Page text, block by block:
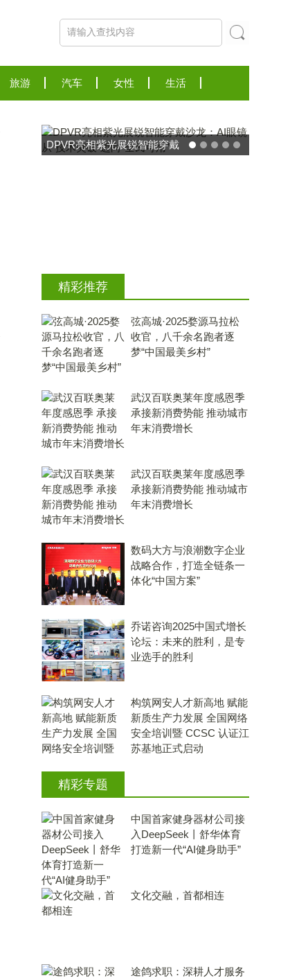
旅游 汽车 女性 生活
荣膺2025食品营养健康创新
力大奖
精彩推荐
弦高城·2025婺源马拉松
收官，八千余名跑者逐
梦“中国最美乡村”
武汉百联奥莱年度感恩季
承接新消费势能 推动城市
年末消费增长
武汉百联奥莱年度感恩季
承接新消费势能 推动城市
年末消费增长
数码大方与浪潮数字企业
战略合作，打造全链条一
体化“中国方案”
乔诺咨询2025中国式增长
论坛：未来的胜利，是专
业选手的胜利
构筑网安人才新高地 赋能
新质生产力发展 全国网络
安全培训暨 CCSC 认证江
苏基地正式启动
精彩专题
中国首家健身器材公司接
入DeepSeek丨舒华体育
打造新一代“AI健身助手”
文化交融，首都相连
途鸽求职：深耕人才服务